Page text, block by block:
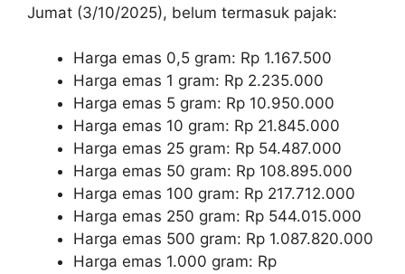
Jumat (3/10/2025), belum termasuk pajak:
Harga emas 0,5 gram: Rp 1.167.500
Harga emas 1 gram: Rp 2.235.000
Harga emas 5 gram: Rp 10.950.000
Harga emas 10 gram: Rp 21.845.000
Harga emas 25 gram: Rp 54.487.000
Harga emas 50 gram: Rp 108.895.000
Harga emas 100 gram: Rp 217.712.000
Harga emas 250 gram: Rp 544.015.000
Harga emas 500 gram: Rp 1.087.820.000
Harga emas 1.000 gram: Rp